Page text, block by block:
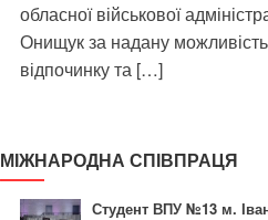
обласної військової
Онищук за надану
відпочинку та […]
МІЖНАРОДНА СПІВПРАЦЯ
Студент ВПУ №13 м.